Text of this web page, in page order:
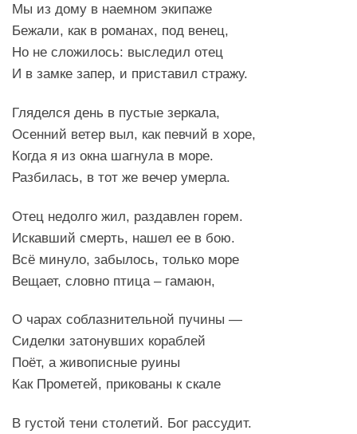
Мы из дому в наемном экипаже
Бежали, как в романах, под венец,
Но не сложилось: выследил отец
И в замке запер, и приставил стражу.
Гляделся день в пустые зеркала,
Осенний ветер выл, как певчий в хоре,
Когда я из окна шагнула в море.
Разбилась, в тот же вечер умерла.
Отец недолго жил, раздавлен горем.
Искавший смерть, нашел ее в бою.
Всё минуло, забылось, только море
Вещает, словно птица – гамаюн,
О чарах соблазнительной пучины —
Сиделки затонувших кораблей
Поёт, а живописные руины
Как Прометей, прикованы к скале
В густой тени столетий. Бог рассудит.